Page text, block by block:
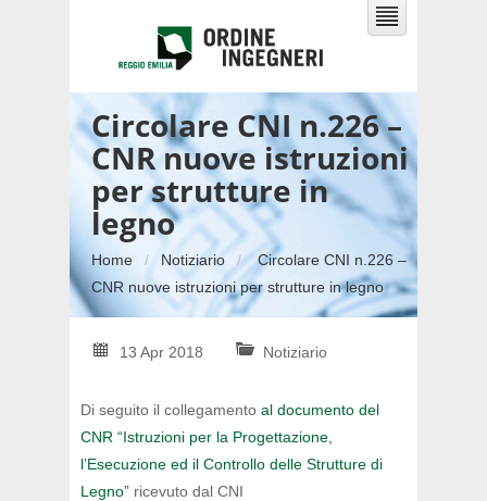
Circolare CNI n.226 –
CNR nuove istruzioni
per strutture in
legno
Home Notiziario
Circolare CNI n.226 –
CNR nuove istruzioni per strutture in legno
13 Apr 2018 Notiziario
Di seguito il collegamento al documento del
CNR “Istruzioni per la Progettazione,
l’Esecuzione ed il Controllo delle Strutture di
Legno” ricevuto dal CNI